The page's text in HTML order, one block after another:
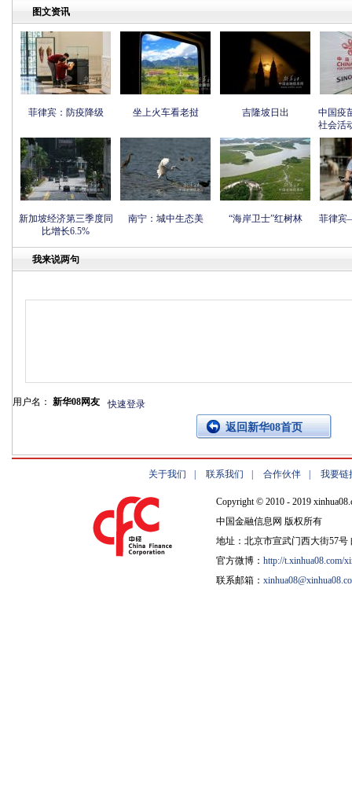
图文资讯
菲律宾：防疫降级 坐上火车看老挝 吉隆坡日出
中国疫
社会活
新加坡经济第三季度同
比增长6.5%
南宁：城中生态美 “海岸卫士”红树林 菲律宾
我来说两句
用户名： 新华08网友 快速登录
返回新华08首页
关于我们 联系我们 合作伙伴 我要链
Copyright © 2010 - 2019
中国金融信息网 版权所有
地址：北京市宣武门西大街57号
官方微博： http://t.xinhua08.com/
联系邮箱：